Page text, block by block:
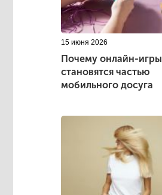
15 июня 2026
Почему онлайн-игры
становятся частью
мобильного досуга